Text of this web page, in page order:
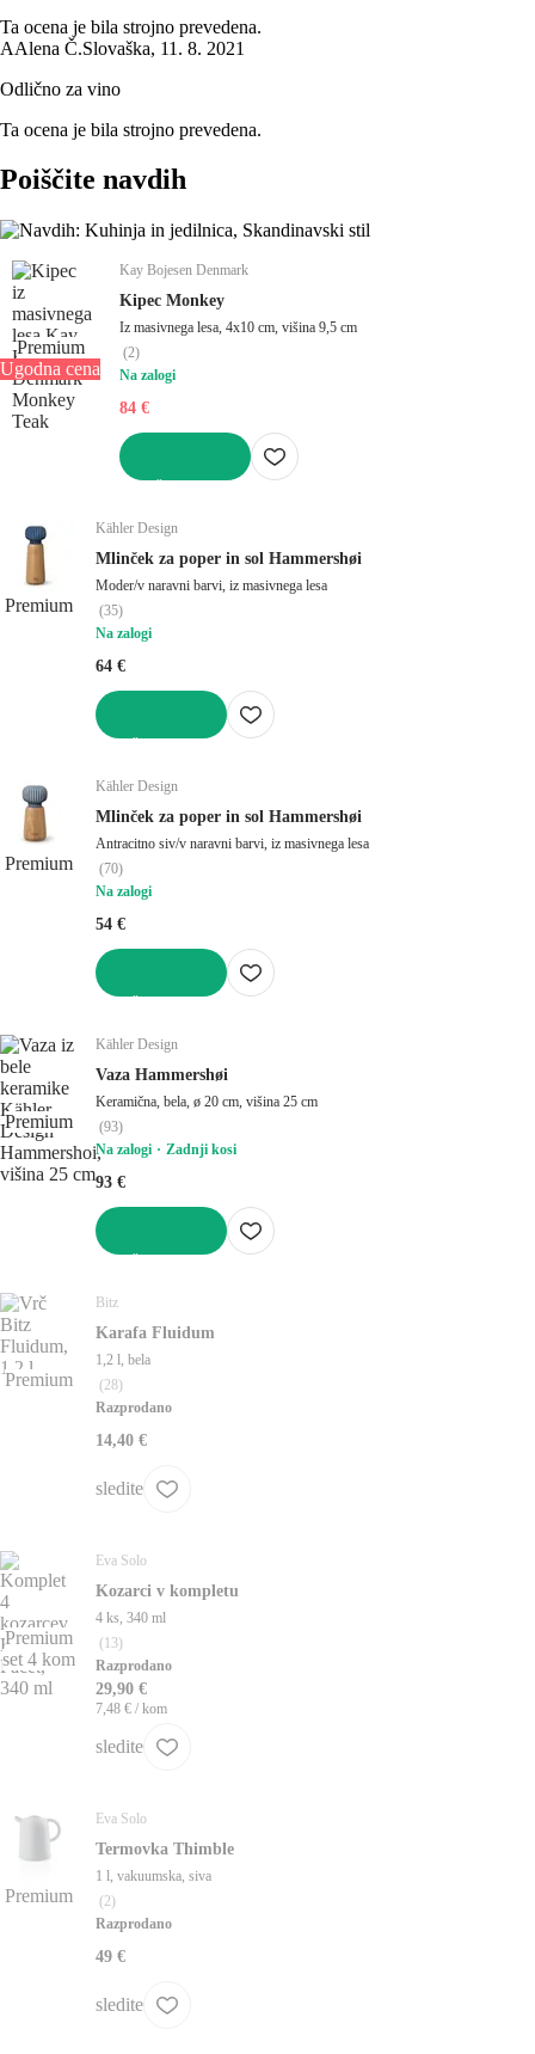
Ta ocena je bila strojno prevedena.
AAlena Č.Slovaška, 11. 8. 2021
Odlično za vino
Ta ocena je bila strojno prevedena.
Poiščite navdih
Premium
Ugodna cena
Kay Bojesen Denmark
Kipec Monkey
Iz masivnega lesa, 4x10 cm, višina 9,5 cm
(2)
Na zalogi
84 €
Premium
Kähler Design
Mlinček za poper in sol Hammershøi
Moder/v naravni barvi, iz masivnega lesa
(35)
Na zalogi
64 €
Premium
Kähler Design
Mlinček za poper in sol Hammershøi
Antracitno siv/v naravni barvi, iz masivnega lesa
(70)
Na zalogi
54 €
Premium
Kähler Design
Vaza Hammershøi
Keramična, bela, ø 20 cm, višina 25 cm
(93)
Na zalogi
Zadnji kosi
93 €
Premium
Bitz
Karafa Fluidum
1,2 l, bela
(28)
Razprodano
14,40 €
sledite
Premium
set 4 kom
Eva Solo
Kozarci v kompletu
4 ks, 340 ml
(13)
Razprodano
29,90 €
7,48 € / kom
sledite
Premium
Eva Solo
Termovka Thimble
1 l, vakuumska, siva
(2)
Razprodano
49 €
sledite